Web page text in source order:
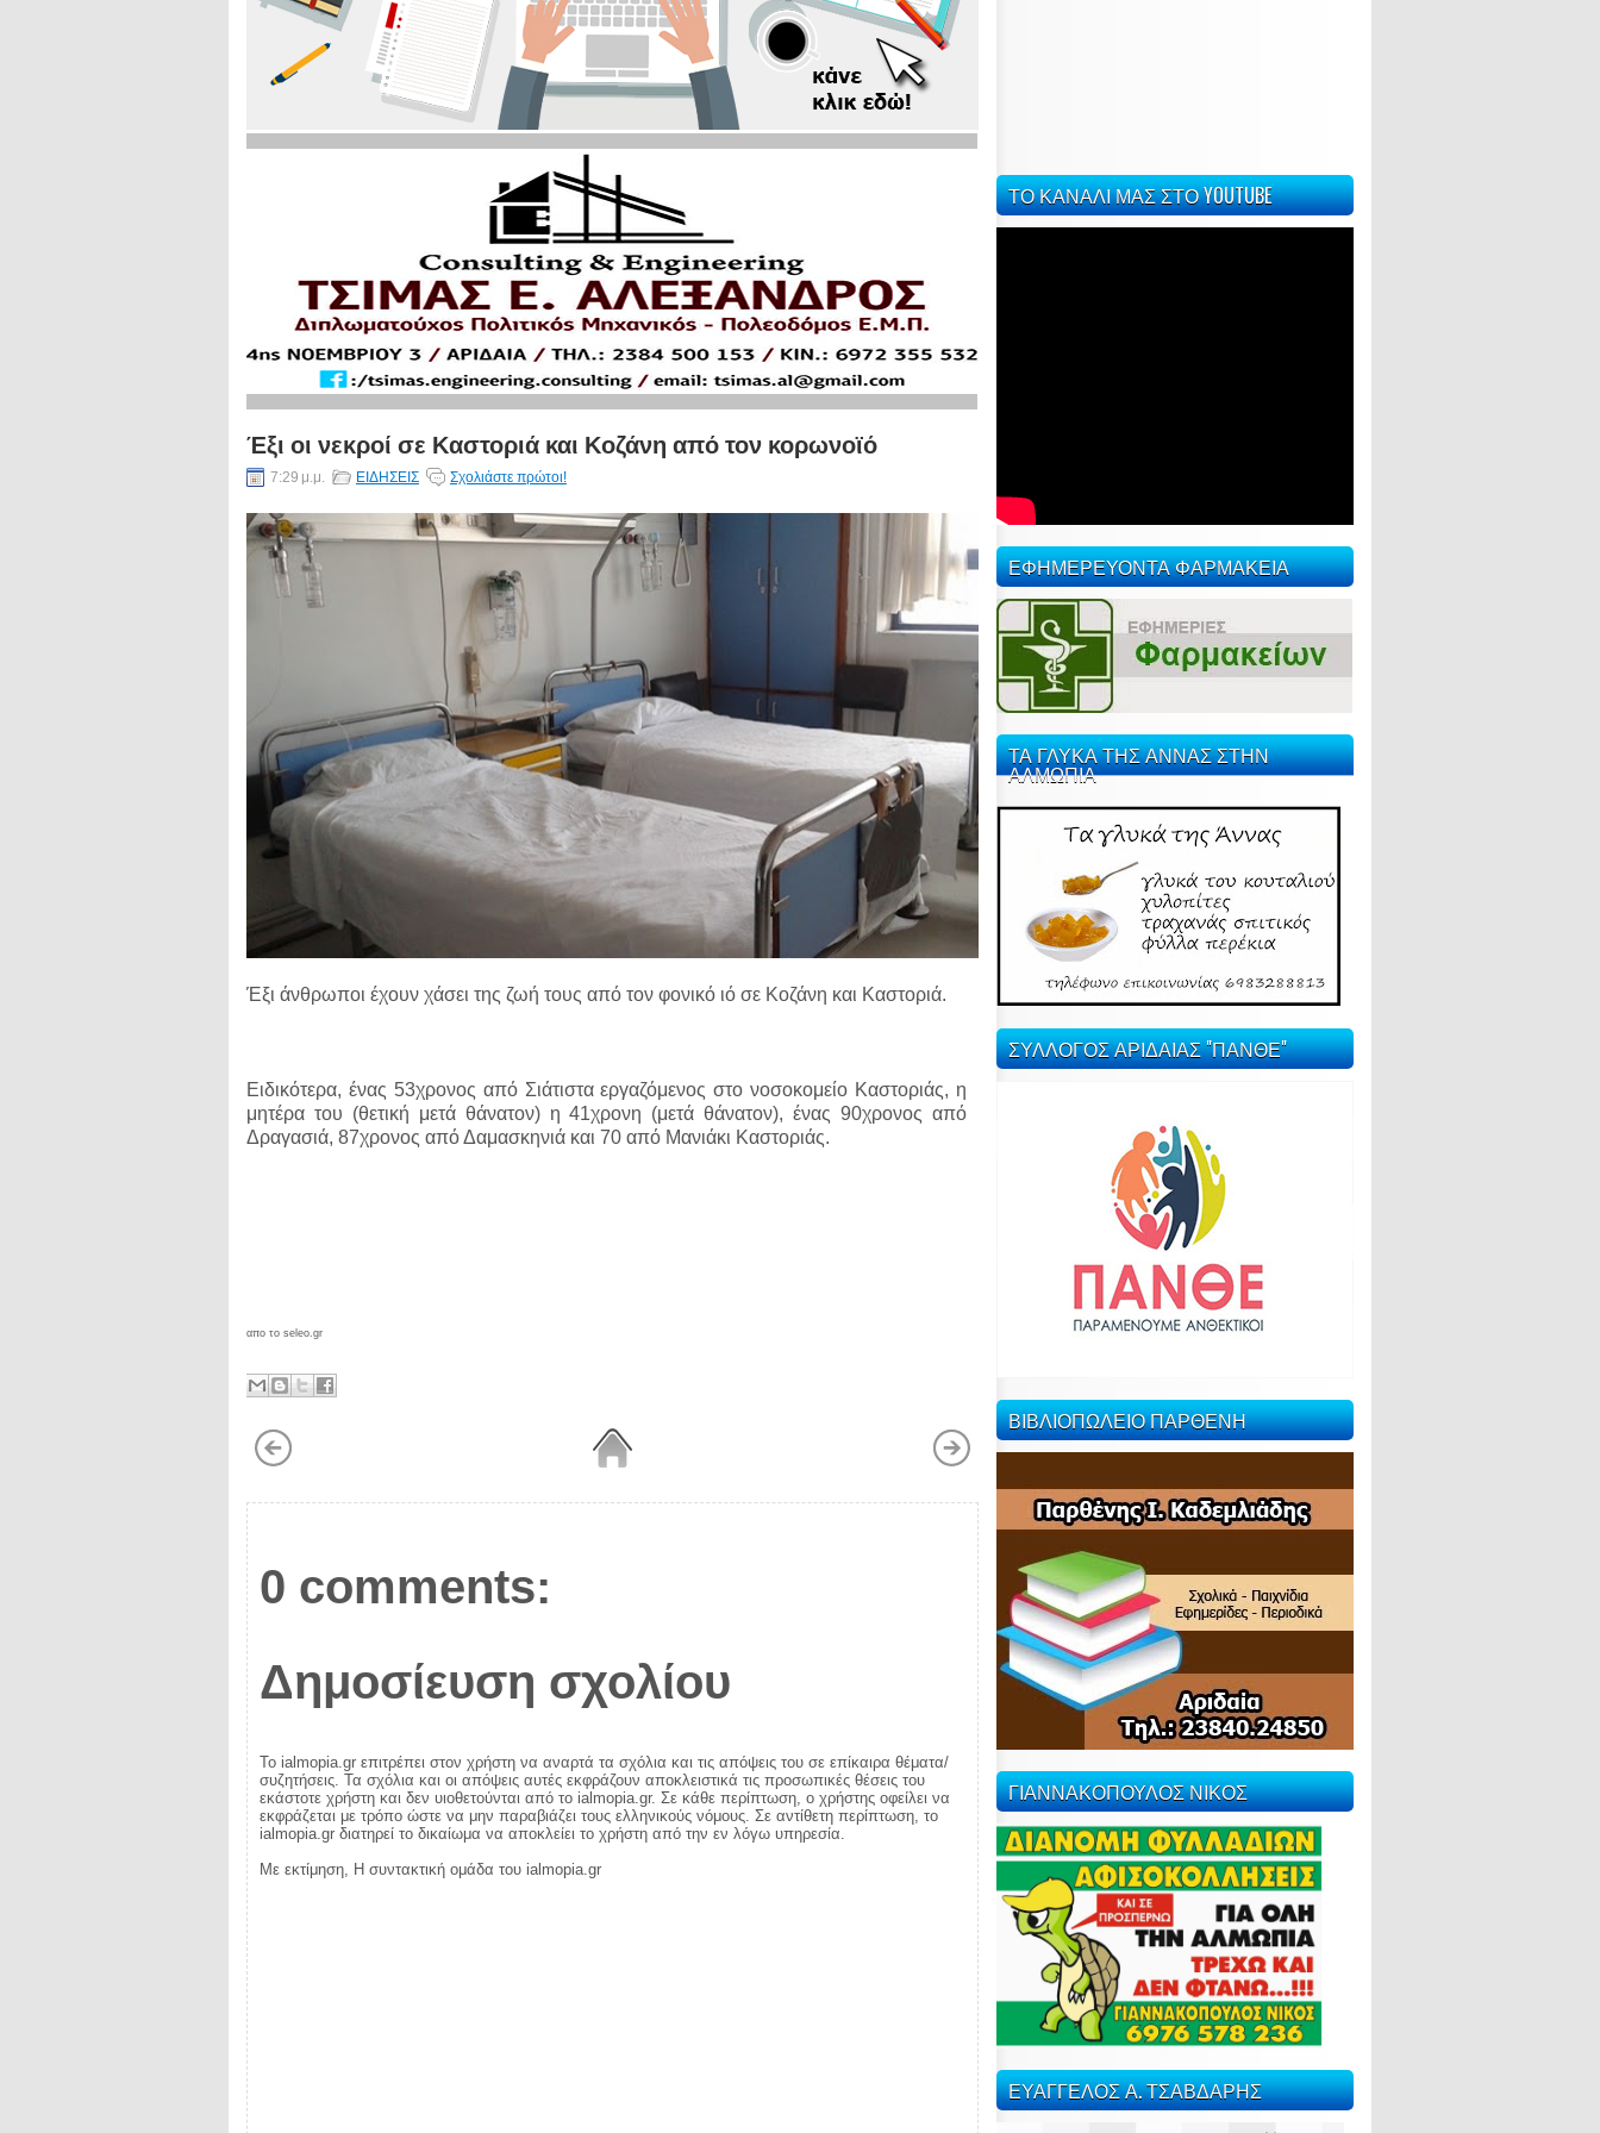
Έξι οι νεκροί σε Καστοριά και Κοζάνη από τον κορωνοϊό
7:29 μ.μ. ΕΙΔΗΣΕΙΣ Σχολιάστε πρώτοι!
Έξι άνθρωποι έχουν χάσει της ζωή τους από τον φονικό ιό σε Κοζάνη και Καστοριά.
Ειδικότερα, ένας 53χρονος από Σιάτιστα εργαζόμενος στο νοσοκομείο Καστοριάς, η
μητέρα του (θετική μετά θάνατον) η 41χρονη (μετά θάνατον), ένας 90χρονος από
Δραγασιά, 87χρονος από Δαμασκηνιά και 70 από Μανιάκι Καστοριάς.
απο το seleo.gr
0 comments:
Δημοσίευση σχολίου
Το ialmopia.gr επιτρέπει στον χρήστη να αναρτά τα σχόλια και τις απόψεις του σε επίκαιρα θέματα/
συζητήσεις. Τα σχόλια και οι απόψεις αυτές εκφράζουν αποκλειστικά τις προσωπικές θέσεις του
εκάστοτε χρήστη και δεν υιοθετούνται από το ialmopia.gr. Σε κάθε περίπτωση, ο χρήστης οφείλει να
εκφράζεται με τρόπο ώστε να μην παραβιάζει τους ελληνικούς νόμους. Σε αντίθετη περίπτωση, το
ialmopia.gr διατηρεί το δικαίωμα να αποκλείει το χρήστη από την εν λόγω υπηρεσία.
Με εκτίμηση, Η συντακτική ομάδα του ialmopia.gr
ΤΟ ΚΑΝΑΛΙ ΜΑΣ ΣΤΟ YOUTUBE
ΕΦΗΜΕΡΕΥΟΝΤΑ ΦΑΡΜΑΚΕΙΑ
ΤΑ ΓΛΥΚΑ ΤΗΣ ΑΝΝΑΣ ΣΤΗΝ
ΑΛΜΩΠΙΑ
ΣΥΛΛΟΓΟΣ ΑΡΙΔΑΙΑΣ "ΠΑΝΘΕ"
ΒΙΒΛΙΟΠΩΛΕΙΟ ΠΑΡΘΕΝΗ
ΓΙΑΝΝΑΚΟΠΟΥΛΟΣ ΝΙΚΟΣ
ΕΥΑΓΓΕΛΟΣ Α. ΤΣΑΒΔΑΡΗΣ